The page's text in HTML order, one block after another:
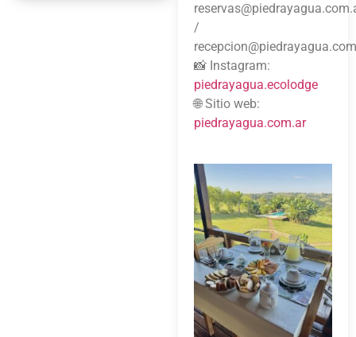
/
📸 Instagram:
piedrayagua.ecolodge
🌐 Sitio web:
piedrayagua.com.ar